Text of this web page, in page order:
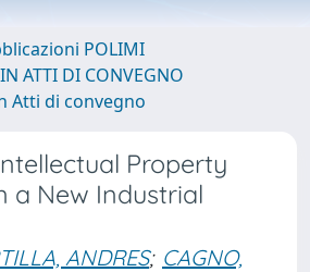
POLIMI
ATTI DI CONVEGNO
Atti di convegno
Property
a New Industrial
ANDRES; CAGNO,